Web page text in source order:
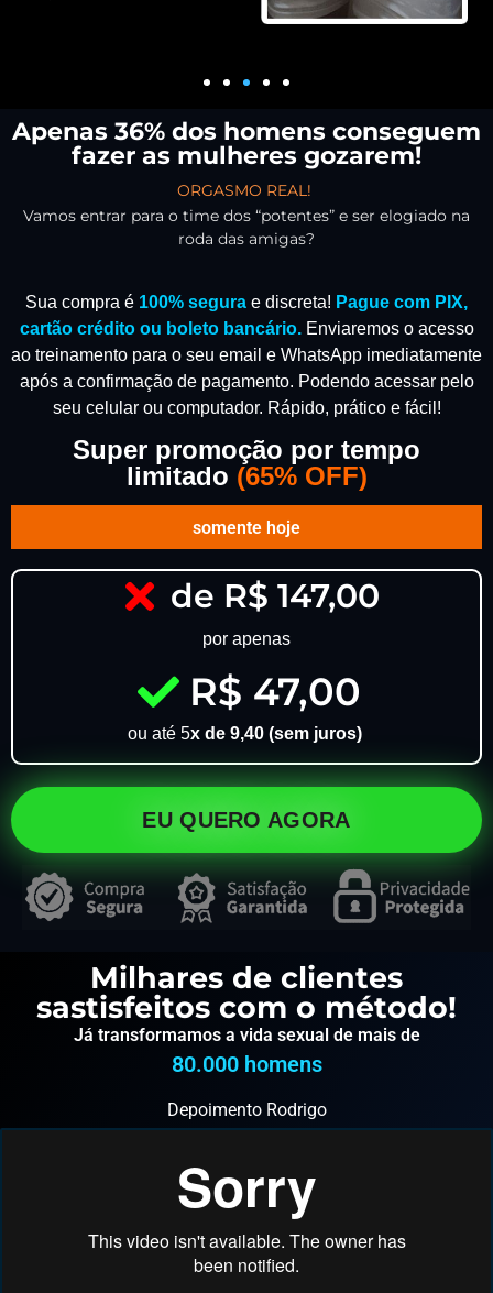
Apenas 36% dos homens conseguem
fazer as mulheres gozarem!
ORGASMO REAL!
Vamos entrar para o time dos “potentes” e ser elogiado na
roda das amigas?
Sua compra é 100% segura e discreta! Pague com PIX,
cartão crédito ou boleto bancário. Enviaremos o acesso
ao treinamento para o seu email e WhatsApp imediatamente
após a confirmação de pagamento. Podendo acessar pelo
seu celular ou computador. Rápido, prático e fácil!
Super promoção por tempo
limitado (65% OFF)
somente hoje
de R$ 147,00
por apenas
R$ 47,00
ou até 5x de 9,40 (sem juros)
EU QUERO AGORA
Milhares de clientes
sastisfeitos com o método!
Já transformamos a vida sexual de mais de
80.000 homens
Depoimento Rodrigo